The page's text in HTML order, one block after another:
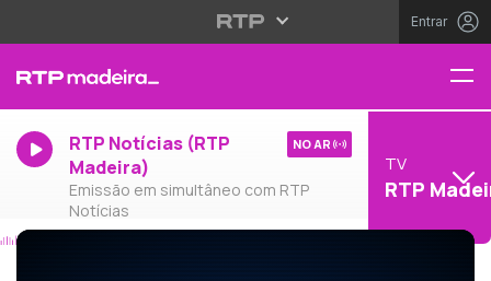
Entrar
RTP Notícias (RTP
Madeira)
Emissão em simultâneo com RTP
Notícias
NO AR
TV
RTP